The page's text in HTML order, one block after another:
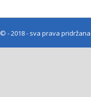
© - 2018 - sva prava pridržana